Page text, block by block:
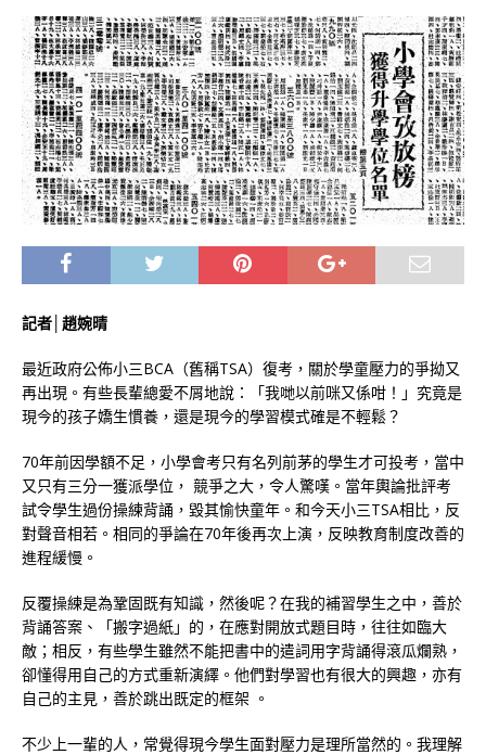
記者│趙婉晴
最近政府公佈小三BCA（舊稱TSA）復考，關於學童壓力的爭拗又
再出現。有些長輩總愛不屑地說：「我哋以前咪又係咁！」究竟是
現今的孩子嬌生慣養，還是現今的學習模式確是不輕鬆？
70年前因學額不足，小學會考只有名列前茅的學生才可投考，當中
又只有三分一獲派學位， 競爭之大，令人驚嘆。當年輿論批評考
試令學生過份操練背誦，毀其愉快童年。和今天小三TSA相比，反
對聲音相若。相同的爭論在70年後再次上演，反映教育制度改善的
進程緩慢。
反覆操練是為鞏固既有知識，然後呢？在我的補習學生之中，善於
背誦答案、「搬字過紙」的，在應對開放式題目時，往往如臨大
敵；相反，有些學生雖然不能把書中的遣詞用字背誦得滾瓜爛熟，
卻懂得用自己的方式重新演繹。他們對學習也有很大的興趣，亦有
自己的主見，善於跳出既定的框架 。
不少上一輩的人，常覺得現今學生面對壓力是理所當然的。我理解